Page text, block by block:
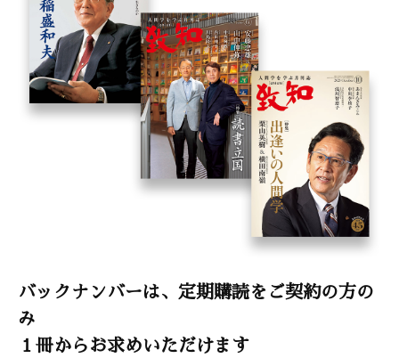
バックナンバーは、定期購読をご契約の方の
み
１冊からお求めいただけます